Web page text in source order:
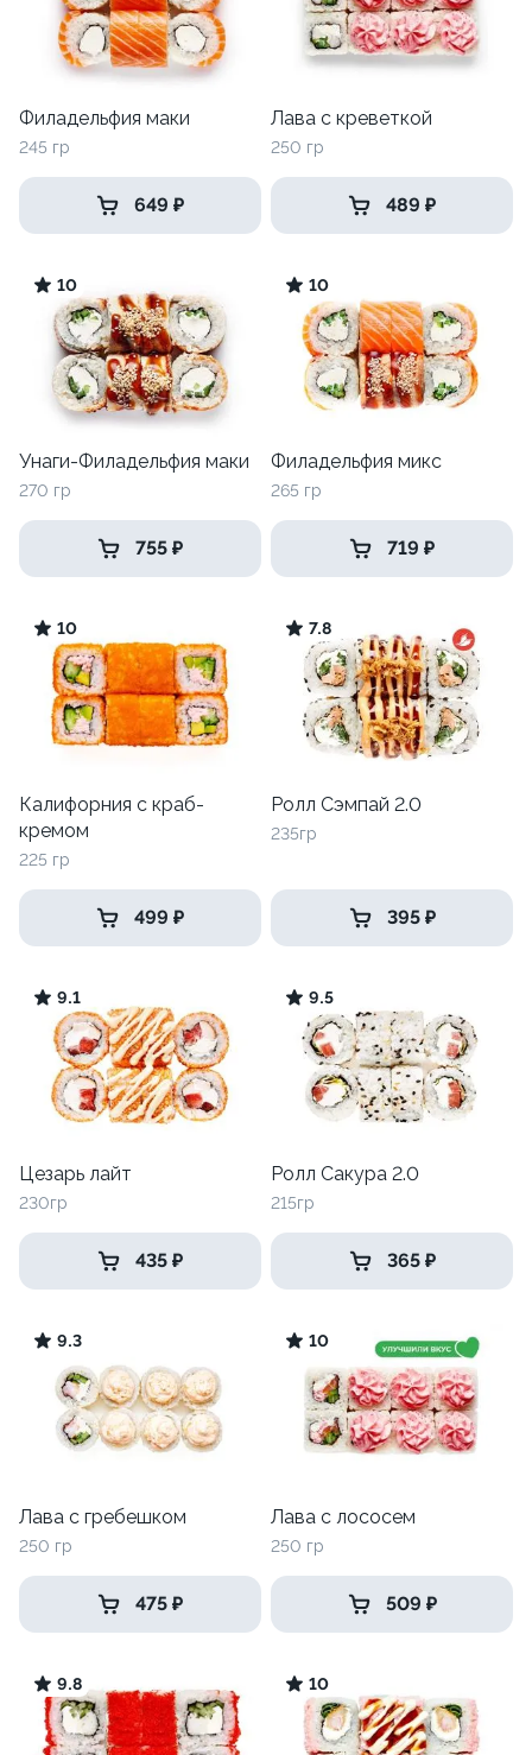
Филадельфия маки
245 гр
649 ₽
Лава с креветкой
250 гр
489 ₽
10
Унаги-Филадельфия маки
270 гр
755 ₽
10
Филадельфия микс
265 гр
719 ₽
10
Калифорния с краб-
кремом
225 гр
499 ₽
7.8
Ролл Сэмпай 2.0
235гр
395 ₽
9.1
Цезарь лайт
230гр
435 ₽
9.5
Ролл Сакура 2.0
215гр
365 ₽
9.3
Лава с гребешком
250 гр
475 ₽
10
Лава с лососем
250 гр
509 ₽
9.8 10